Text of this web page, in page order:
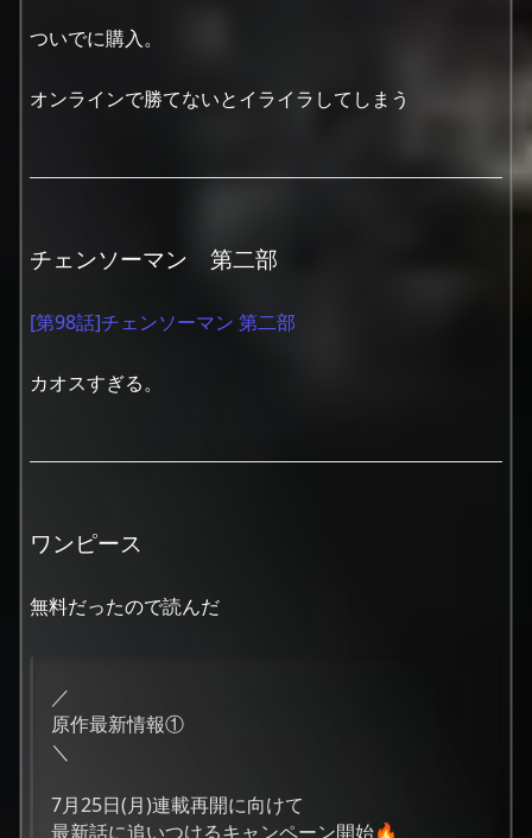
ついでに購入。
オンラインで勝てないとイライラしてしまう
チェンソーマン 第二部
[第98話]チェンソーマン 第二部
カオスすぎる。
ワンピース
無料だったので読んだ
／
原作最新情報①
＼
7月25日(月)連載再開に向けて
最新話に追いつけるキャンペーン開始🔥